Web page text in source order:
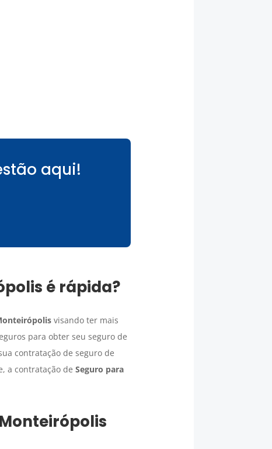
aqui!
é rápida?
visando ter mais
para obter seu seguro de
contratação de seguro de
a contratação de Seguro para
Monteirópolis